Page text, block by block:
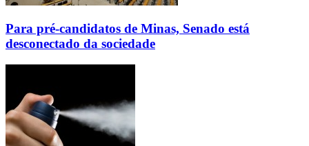
Para pré-candidatos de Minas, Senado está
desconectado da sociedade